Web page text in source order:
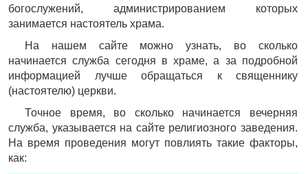
богослужений, администрированием которых
занимается настоятель храма.
На нашем сайте можно узнать, во сколько
начинается служба сегодня в храме, а за подробной
информацией лучше обращаться к священнику
(настоятелю) церкви.
Точное время, во сколько начинается вечерняя
служба, указывается на сайте религиозного заведения.
На время проведения могут повлиять такие факторы,
как: